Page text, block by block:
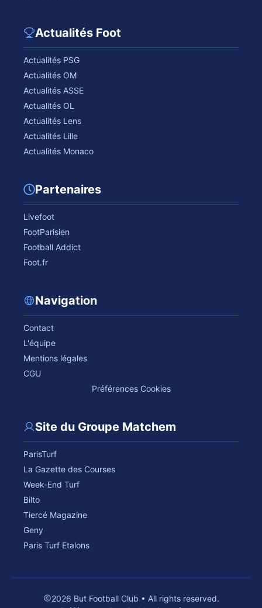
Actualités Foot
Actualités PSG
Actualités OM
Actualités ASSE
Actualités OL
Actualités Lens
Actualités Lille
Actualités Monaco
Partenaires
Livefoot
FootParisien
Football Addict
Foot.fr
Navigation
Contact
L'équipe
Mentions légales
CGU
Préférences Cookies
Site du Groupe Matchem
ParisTurf
La Gazette des Courses
Week-End Turf
Bilto
Tiercé Magazine
Geny
Paris Turf Etalons
2026 But Football Club • All rights reserved.